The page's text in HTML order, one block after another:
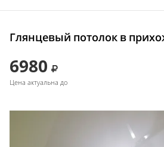
Глянцевый потолок в
6980
Цена актуальна до